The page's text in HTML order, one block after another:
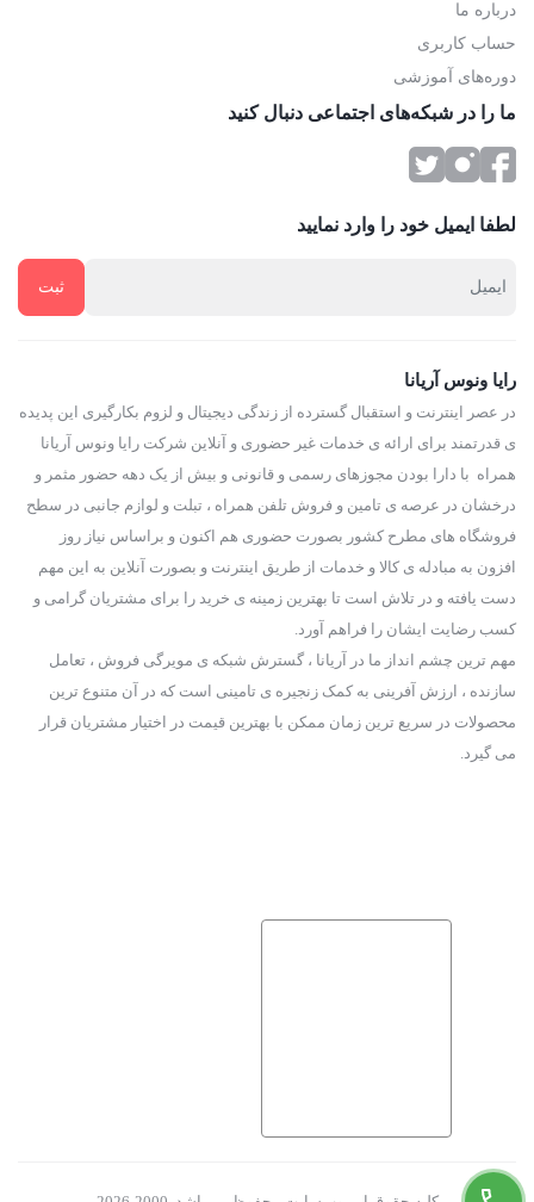
درباره ما
حساب کاربری
دوره‌های آموزشی
ما را در شبکه‌های اجتماعی دنبال کنید
لطفا ایمیل خود را وارد نمایید
رایا ونوس آریانا
در عصر اینترنت و استقبال گسترده از زندگی دیجیتال و لزوم بکارگیری این پدیده
ی قدرتمند برای ارائه ی خدمات غیر حضوری و آنلاین شرکت رایا ونوس آریانا
همراه با دارا بودن مجوزهای رسمی و قانونی و بیش از یک دهه حضور مثمر و
درخشان در عرصه ی تامین و فروش تلفن همراه ، تبلت و لوازم جانبی در سطح
فروشگاه های مطرح کشور بصورت حضوری هم اکنون و براساس نیاز روز
افزون به مبادله ی کالا و خدمات از طریق اینترنت و بصورت آنلاین به این مهم
دست یافته و در تلاش است تا بهترین زمینه ی خرید را برای مشتریان گرامی و
کسب رضایت ایشان را فراهم آورد.
مهم ترین چشم انداز ما در آریانا ، گسترش شبکه ی مویرگی فروش ، تعامل
سازنده ، ارزش آفرینی به کمک زنجیره ی تامینی است که در آن متنوع ترین
محصولات در سریع ترین زمان ممکن با بهترین قیمت در اختیار مشتریان قرار
می گیرد.